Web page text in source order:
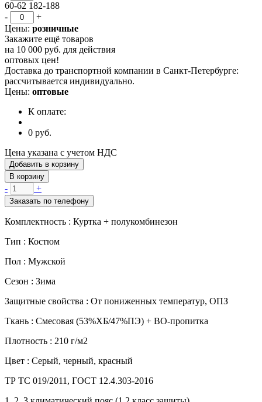
60-62 182-188
-
+
Цены: розничные
Закажите ещё товаров
на 10 000 руб. для действия
оптовых цен!
Доставка до транспортной компании в Санкт-Петербурге:
рассчитывается индивидуально.
Цены: оптовые
К оплате:
0 руб.
Цена указана с учетом НДС
Добавить в корзину
В корзину
- +
Заказать по телефону
Комплектность : Куртка + полукомбинезон
Тип : Костюм
Пол : Мужской
Сезон : Зима
Защитные свойства : От пониженных температур, ОПЗ
Ткань : Смесовая (53%ХБ/47%ПЭ) + ВО-пропитка
Плотность : 210 г/м2
Цвет : Серый, черный, красный
ТР ТС 019/2011, ГОСТ 12.4.303-2016